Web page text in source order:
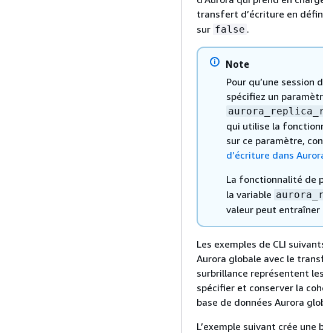
transfert d’écriture en
sur false .
Note
Pour qu’une
spécifiez un
qui utilise la
sur ce paramètre,
d’écriture dans
La fonctionnalité de
la variable
valeur peut
Les exemples de CLI
Aurora globale avec le
surbrillance représentent
spécifier et conserver la
base de données Aurora
L’exemple suivant crée